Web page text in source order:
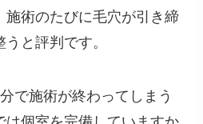
施術のたびに毛穴が引き締
と評判です。
で施術が終わってしまう